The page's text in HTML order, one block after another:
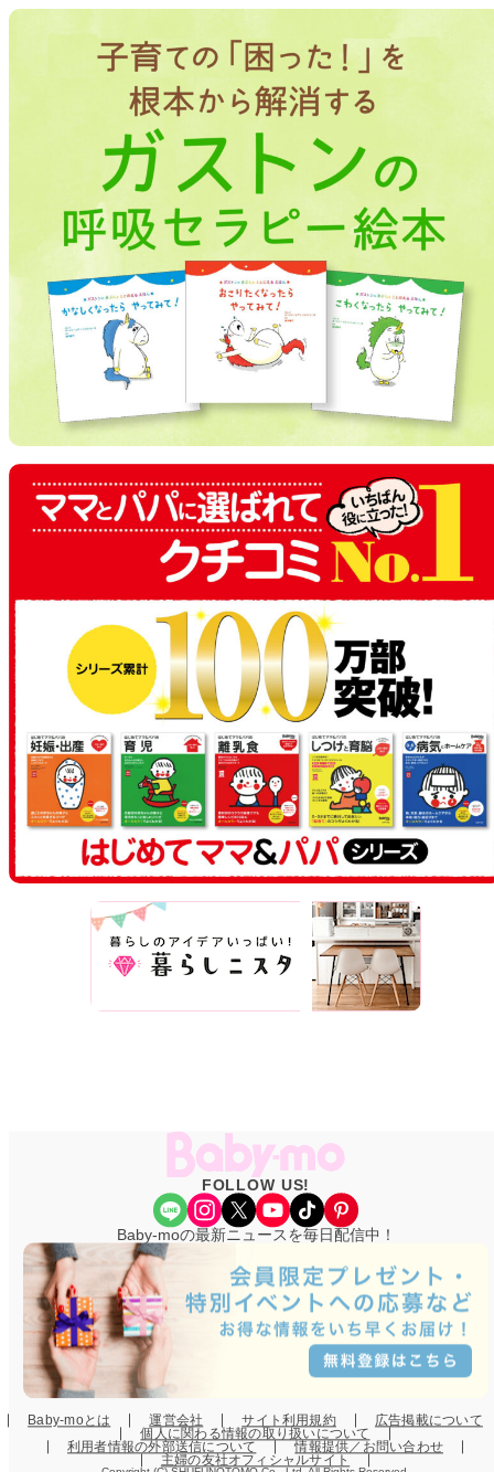
FOLLOW US!
Share Icon Instagram X YouTube TikTok Pinterest
Baby-moの最新ニュースを毎日配信中！
Baby-moとは 運営会社 サイト利用規約
広告掲載について
個人に関わる情報の取り扱いについて
利用者情報の外部送信について
情報提供／お問い合わせ
主婦の友社オフィシャルサイト